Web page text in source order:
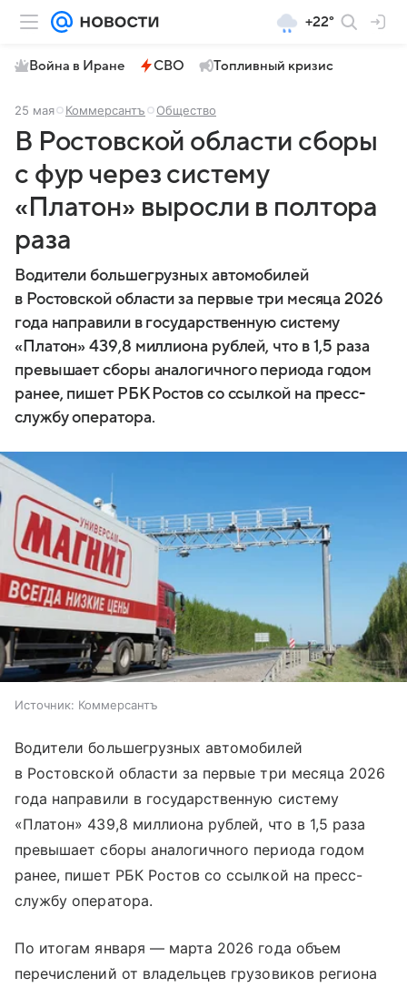
+22°
Война в Иране СВО Топливный кризис
25 мая Коммерсантъ Общество
В Ростовской области сборы
с фур через систему
«Платон» выросли в полтора
раза
Водители большегрузных автомобилей
в Ростовской области за первые три месяца 2026
года направили в государственную систему
«Платон» 439,8 миллиона рублей, что в 1,5 раза
превышает сборы аналогичного периода годом
ранее, пишет РБК Ростов со ссылкой на пресс-
службу оператора.
Источник: Коммерсантъ
Водители большегрузных автомобилей
в Ростовской области за первые три месяца 2026
года направили в государственную систему
«Платон» 439,8 миллиона рублей, что в 1,5 раза
превышает сборы аналогичного периода годом
ранее, пишет РБК Ростов со ссылкой на пресс-
службу оператора.
По итогам января — марта 2026 года объем
перечислений от владельцев грузовиков региона